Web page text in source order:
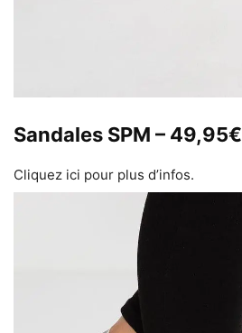
Sandales SPM – 49,95€
Cliquez ici pour plus d’infos.